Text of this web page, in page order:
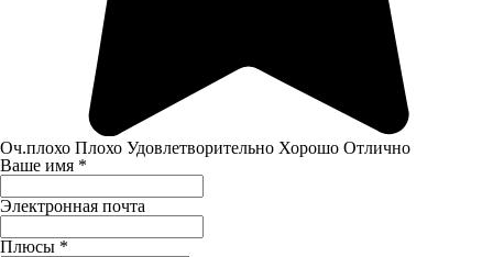
Оч.плохо Плохо Удовлетворительно Хорошо Отлично
Ваше имя *
Электронная почта
Плюсы *